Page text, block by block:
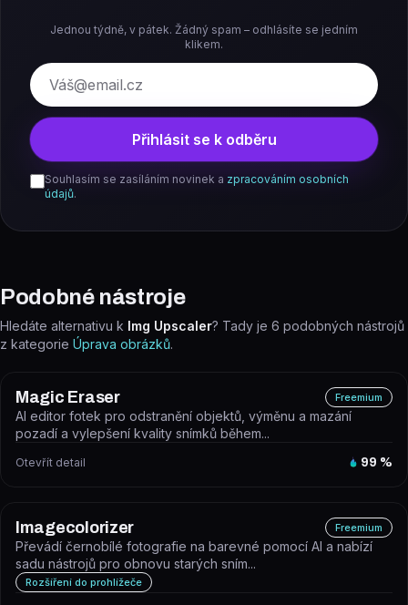
Jednou týdně, v pátek. Žádný spam – odhlásíte se jedním
klikem.
E-mail
Přihlásit se k odběru
Souhlasím se zasíláním novinek a zpracováním osobních
údajů.
Podobné nástroje
Hledáte alternativu k Img Upscaler? Tady je 6 podobných nástrojů
z kategorie Úprava obrázků.
Magic Eraser Freemium
AI editor fotek pro odstranění objektů, výměnu a mazání
pozadí a vylepšení kvality snímků během...
Otevřít detail 99 %
Imagecolorizer Freemium
Převádí černobílé fotografie na barevné pomocí AI a nabízí
sadu nástrojů pro obnovu starých sním...
Rozšíření do prohlížeče